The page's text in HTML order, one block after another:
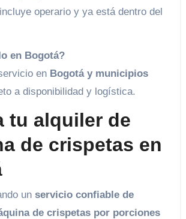
en Bogotá?
en Bogotá y municipios
a disponibilidad y logística.
tu alquiler de
de crispetas en
un servicio confiable de
de crispetas por porciones